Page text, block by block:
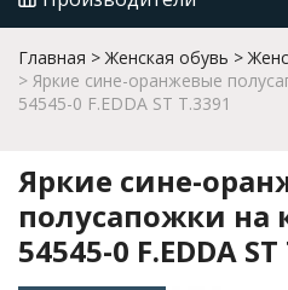
Главная Женская обувь
Яркие сине-оранжевые
54545-0 F.EDDA ST T.3391
Яркие сине-
полусапожки на
54545-0 F.EDDA ST